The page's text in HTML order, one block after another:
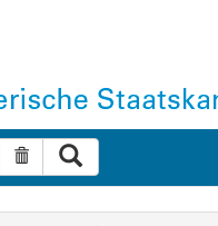
Suche zurücksetzen